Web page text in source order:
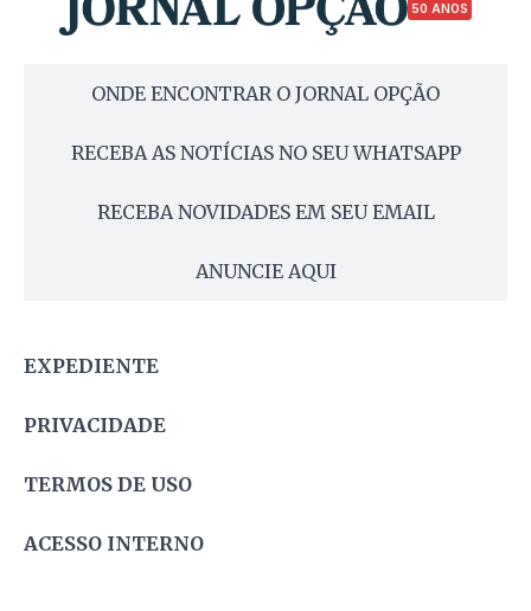
50 ANOS
ONDE ENCONTRAR O JORNAL OPÇÃO
RECEBA AS NOTÍCIAS NO SEU WHATSAPP
RECEBA NOVIDADES EM SEU EMAIL
ANUNCIE AQUI
EXPEDIENTE
PRIVACIDADE
TERMOS DE USO
ACESSO INTERNO